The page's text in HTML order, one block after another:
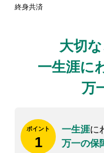
終身共済
大切
一生涯に
万
ポイント
1
一生涯に
万一の保